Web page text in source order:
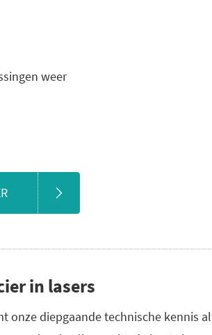
weer
in lasers
onze diepgaande technische kennis